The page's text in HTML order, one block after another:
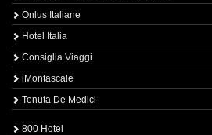
Onlus Italiane
Hotel Italia
Consiglia Viaggi
iMontascale
Tenuta De Medici
800 Hotel